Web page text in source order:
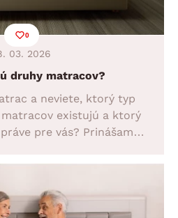
0
03. 2026
druhy matracov?
a neviete, ktorý typ
existujú a ktorý
pre vás? Prinášame
zadovážiť do svojej